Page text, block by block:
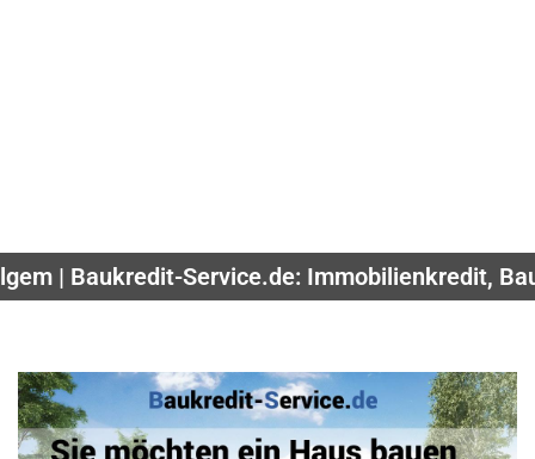
| Baukredit-Service.de: Immobilienkredit,